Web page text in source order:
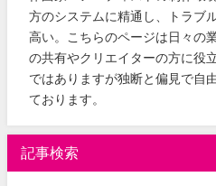
方のシステムに精通し、トラブ
高い。こちらのページは日々の
の共有やクリエイターの方に役
ではありますが独断と偏見で自
ております。
記事検索